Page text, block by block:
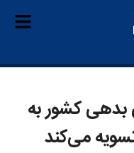
بدهی کشور به
می‌کند